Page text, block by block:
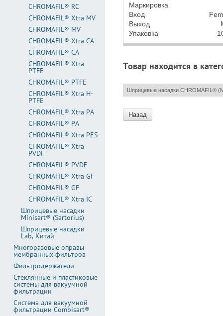
Маркировка
Вход
Выход
Упаковка
Товар находится в
Шприцевые насадки CHROMAFIL®
Назад
CHROMAFIL® RC
CHROMAFIL® Xtra MV
CHROMAFIL® MV
CHROMAFIL® Xtra CA
CHROMAFIL® CA
CHROMAFIL® Xtra
PTFE
CHROMAFIL® PTFE
CHROMAFIL® Xtra H-
PTFE
CHROMAFIL® Xtra PA
CHROMAFIL® PA
CHROMAFIL® Xtra PES
CHROMAFIL® Xtra
PVDF
CHROMAFIL® PVDF
CHROMAFIL® Xtra GF
CHROMAFIL® GF
CHROMAFIL® Xtra IC
Шприцевые насадки
Minisart® (Sartorius)
Шприцевые насадки
Lab, Китай
Многоразовые оправы
мембранных фильтров
Фильтродержатели
Стеклянные и пластиковые
системы для вакуумной
фильтрации
Система для вакуумной
фильтрации Combisart®